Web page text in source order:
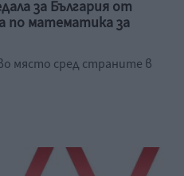
за България от
по математика за
място сред страните в